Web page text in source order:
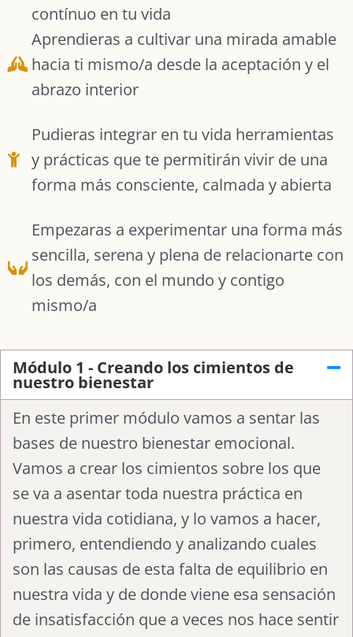
contínuo en tu vida
Aprendieras a cultivar una mirada amable
hacia ti mismo/a desde la aceptación y el
abrazo interior
Pudieras integrar en tu vida herramientas
y prácticas que te permitirán vivir de una
forma más consciente, calmada y abierta
Empezaras a experimentar una forma más
sencilla, serena y plena de relacionarte con
los demás, con el mundo y contigo
mismo/a
Módulo 1 - Creando los cimientos de
nuestro bienestar
En este primer módulo vamos a sentar las
bases de nuestro bienestar emocional.
Vamos a crear los cimientos sobre los que
se va a asentar toda nuestra práctica en
nuestra vida cotidiana, y lo vamos a hacer,
primero, entendiendo y analizando cuales
son las causas de esta falta de equilibrio en
nuestra vida y de donde viene esa sensación
de insatisfacción que a veces nos hace sentir